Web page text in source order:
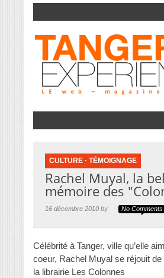
CULTURE · TÉMOIGNAGE
Rachel Muyal, la
mémoire des
16 décembre 2010 by No Comments
Célébrité à Tanger, ville qu’elle
coeur, Rachel Muyal se réjouit
la librairie Les Colonnes